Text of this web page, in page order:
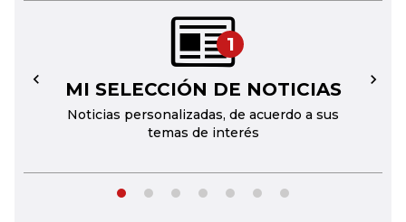
1
MI SELECCIÓN DE NOTICIAS
Noticias personalizadas, de acuerdo a sus
temas de interés
← →